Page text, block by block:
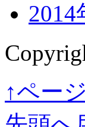
2014
↑ペー